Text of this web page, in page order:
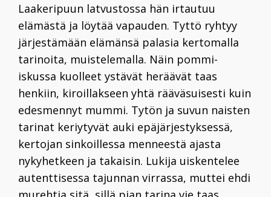
Laakeripuun latvustossa hän irtautuu
elämästä ja löytää vapauden. Tyttö ryhtyy
järjestämään elämänsä palasia kertomalla
tarinoita, muistelemalla. Näin pommi-
iskussa kuolleet ystävät heräävät taas
henkiin, kiroillakseen yhtä rääväsuisesti kuin
edesmennyt mummi. Tytön ja suvun naisten
tarinat keriytyvät auki epäjärjestyksessä,
kertojan sinkoillessa menneestä ajasta
nykyhetkeen ja takaisin. Lukija uiskentelee
autenttisessa tajunnan virrassa, muttei ehdi